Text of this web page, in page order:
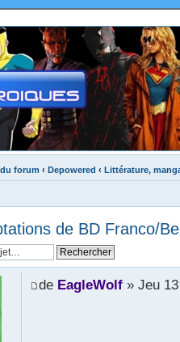
forum ‹ Depowered ‹ Littérature,
de BD Franco/
de EagleWolf» Jeu 13